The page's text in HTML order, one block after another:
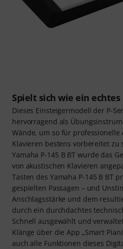
Spielt sich wie ein
Dieses Einsteigermodell der P-
hervorragend als
Wände, um so für
Klavieren bestens vorbereitet zu
Yamaha P-145 B BT wurde das
von akustischen Klavieren
Tasten des Yamaha P-145 B BT
gespielten Passagen – und
Anschlagsstärke und dem
durch ein durchdachtes
Schnell ausgewählt und
Klänge über die App „Smart
auch alle Funktionen dieses